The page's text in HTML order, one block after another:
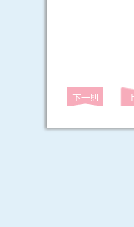
下一則